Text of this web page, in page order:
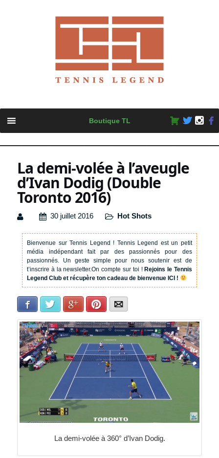
content
Boutique TL
La demi-volée à l’aveugle
d’Ivan Dodig (Double
Toronto 2016)
30 juillet 2016 Hot Shots
Bienvenue sur Tennis Legend ! Tennis Legend est un petit
média indépendant fait par des passionnés pour des
passionnés. Un geste simple pour nous soutenir est de
t’inscrire à la newsletter.On compte sur toi !Rejoins le Tennis
Legend Club et récupère ton cadeau de bienvenue ICI !
Facebook Twitter Google+Pinterest
La demi-volée à 360° d’Ivan Dodig.